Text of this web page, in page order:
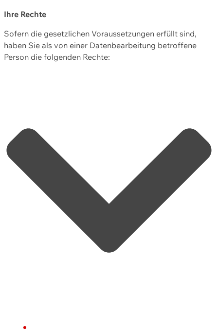
Ihre Rechte
Sofern die gesetzlichen Voraussetzungen erfüllt sind,
haben Sie als von einer Datenbearbeitung betroffene
Person die folgenden Rechte: